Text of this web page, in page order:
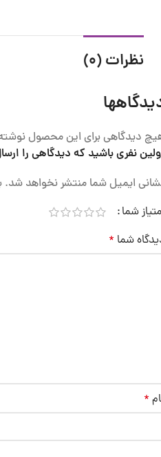
نظرات (0)
دیدگاهی برای این محصول
نفری باشید که دیدگاهی را
ایمیل شما منتشر نخواهد شد.
شما
شما *
*